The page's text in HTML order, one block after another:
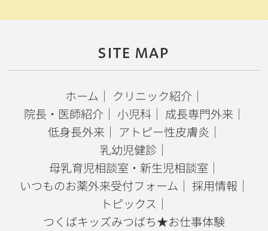
SITE MAP
ホーム ｜ クリニック紹介 ｜
院長・医師紹介 ｜ 小児科｜ 成長専門外来 ｜
低身長外来 ｜ アトピー性皮膚炎 ｜
乳幼児健診 ｜
母乳育児相談室・新生児相談室 ｜
いつものお薬外来受付フォーム ｜ 採用情報 ｜
トピックス ｜
つくばキッズみつばち★お仕事体験